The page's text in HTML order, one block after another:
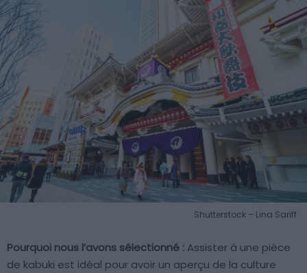
Shutterstock – Lina Sariff
Pourquoi nous l’avons sélectionné : Assister à une pièce
de kabuki est idéal pour avoir un aperçu de la culture